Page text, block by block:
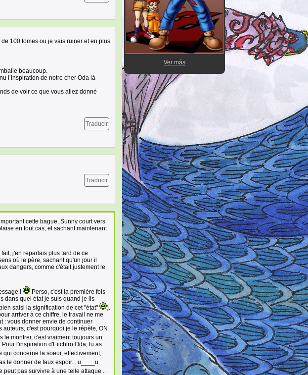
100 tomes ou je vais ruiner et en plus
beaucoup.
l’inspiration de notre cher Oda là
de voir ce que vous allez donné
Traducir
Traducir
cette bague, Sunny court vers
en tout cas, et sachant maintenant
fait, j'en reparlais plus tard de ce
où le père, sachant qu'un jour il
dangers, comme c'était justement le
!
Perso, c'est la première fois
dans quel état je suis quand je lis
saisi la signification de cet "état"
).
arriver à ce chiffre, le travail ne me
: vous donner envie de continuer
c'est pourquoi je le répète, ON
le montrer, c'est vraiment toujours un
l'inspiration d'Eiichiro Oda, tu as
qui concerne la soeur, effectivement,
te donner de faux espoir... u____u
peut pas survivre à une telle attaque...
Ver más